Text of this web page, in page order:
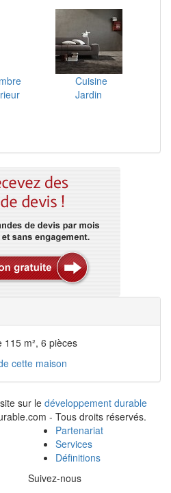
Cuisine
Jardin
m², 6 pièces
cette maison
sur le développement durable
- Tous droits réservés.
Partenariat
Services
Définitions
Suivez-nous